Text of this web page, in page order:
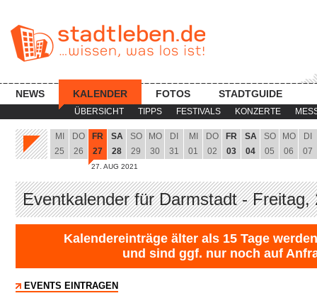
ÜBERSICHT TIPPS FESTIVALS KONZERTE
NEWS KALENDER FOTOS STADTGUIDE
MI
25
DO
26
FR
27
27. AUG 2021
SA
28
SO
29
MO
30
DI
31
MI
01
DO
02
FR
03
SA
04
SO
05
MO
06
DI
07
Eventkalender für Darmstadt - Freitag,
Kalendereinträge älter als 15 Tage
und sind ggf. nur noch auf
EVENTS EINTRAGEN